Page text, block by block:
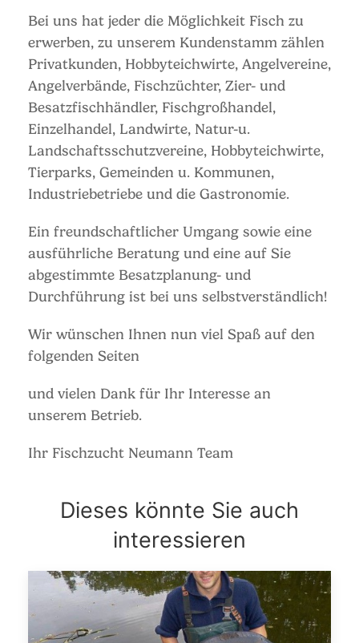
Bei uns hat jeder die Möglichkeit Fisch zu
erwerben, zu unserem Kundenstamm zählen
Privatkunden, Hobbyteichwirte, Angelvereine,
Angelverbände, Fischzüchter, Zier- und
Besatzfischhändler, Fischgroßhandel,
Einzelhandel, Landwirte, Natur-u.
Landschaftsschutzvereine, Hobbyteichwirte,
Tierparks, Gemeinden u. Kommunen,
Industriebetriebe und die Gastronomie.
Ein freundschaftlicher Umgang sowie eine
ausführliche Beratung und eine auf Sie
abgestimmte Besatzplanung- und
Durchführung ist bei uns selbstverständlich!
Wir wünschen Ihnen nun viel Spaß auf den
folgenden Seiten
und vielen Dank für Ihr Interesse an
unserem Betrieb.
Ihr Fischzucht Neumann Team
Dieses könnte Sie auch
interessieren